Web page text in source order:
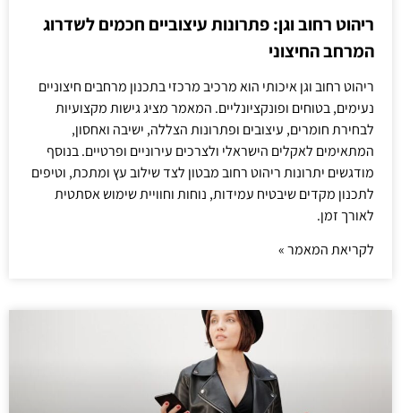
ריהוט רחוב וגן: פתרונות עיצוביים חכמים לשדרוג
המרחב החיצוני
ריהוט רחוב וגן איכותי הוא מרכיב מרכזי בתכנון מרחבים חיצוניים
נעימים, בטוחים ופונקציונליים. המאמר מציג גישות מקצועיות
לבחירת חומרים, עיצובים ופתרונות הצללה, ישיבה ואחסון,
המתאימים לאקלים הישראלי ולצרכים עירוניים ופרטיים. בנוסף
מודגשים יתרונות ריהוט רחוב מבטון לצד שילוב עץ ומתכת, וטיפים
לתכנון מקדים שיבטיח עמידות, נוחות וחוויית שימוש אסתטית
לאורך זמן.
לקריאת המאמר »